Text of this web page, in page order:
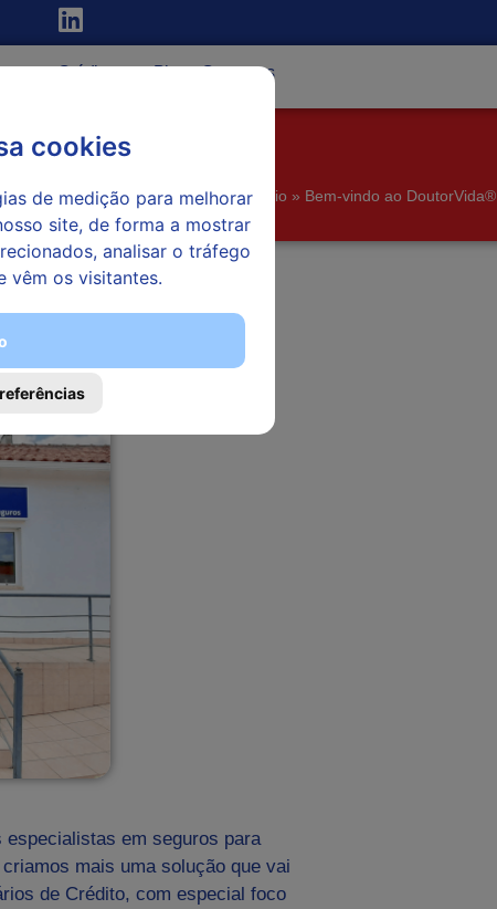
cookies
de medição para melhorar
site, de forma a mostrar
analisar o tráfego
vêm os visitantes.
Créditos Blog Contactos
Início » Bem-vindo ao DoutorVida®
pessoas a conseguir as
seguros.
em seguros para
mais uma solução que vai
de Crédito, com especial foco